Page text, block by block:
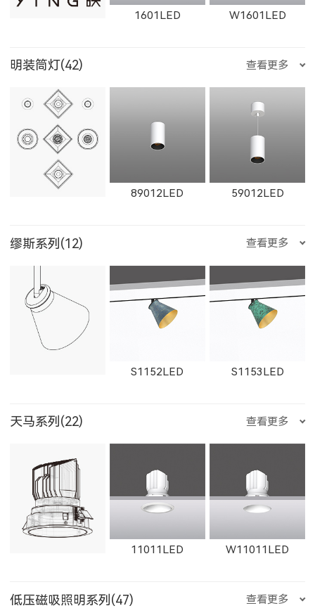
W1615LED-1 W1615LED-2
W1765LED-2 W1766LED
W1767LED
51352LED
1231LED-5 1351LED-3 1351LED-5
金牛座
狮子座 处女座 天秤座
天蝎座 摩羯座
1601LED W1601LED
1602LED W1602LED 1861LED
W1861LED 1862LED W1862LED
W11162LED-S
明装筒灯(42) 查看更多
89012LED 59012LED
29012LED 89014LED 59014LED
8906LED 5906LED
缪斯系列(12) 查看更多
S1152LED S1153LED
S1151LED 21151LED 51151LED
天马系列(22) 查看更多
11011LED W11011LED
低压磁吸照明系列(47) 查看更多